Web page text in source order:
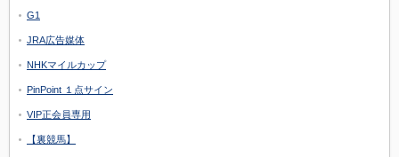
G1
JRA広告媒体
NHKマイルカップ
PinPoint １点サイン
VIP正会員専用
【裏競馬】